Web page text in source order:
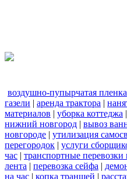
воздушно-пупырчатая пленка
газели | аренда трактора |
материалов | уборка коттеджа |
нижний новгород | вывоз
новгороде | утилизация
перегородок | услуги
час | транспортные
лента | перевозка сейфа |
на час | копка траншей |